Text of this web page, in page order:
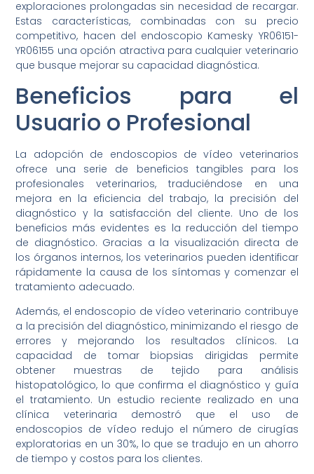
exploraciones prolongadas sin necesidad de recargar.
Estas características, combinadas con su precio
competitivo, hacen del endoscopio Kamesky YR06151-
YR06155 una opción atractiva para cualquier veterinario
que busque mejorar su capacidad diagnóstica.
Beneficios para el
Usuario o Profesional
La adopción de endoscopios de vídeo veterinarios
ofrece una serie de beneficios tangibles para los
profesionales veterinarios, traduciéndose en una
mejora en la eficiencia del trabajo, la precisión del
diagnóstico y la satisfacción del cliente. Uno de los
beneficios más evidentes es la reducción del tiempo
de diagnóstico. Gracias a la visualización directa de
los órganos internos, los veterinarios pueden identificar
rápidamente la causa de los síntomas y comenzar el
tratamiento adecuado.
Además, el endoscopio de vídeo veterinario contribuye
a la precisión del diagnóstico, minimizando el riesgo de
errores y mejorando los resultados clínicos. La
capacidad de tomar biopsias dirigidas permite
obtener muestras de tejido para análisis
histopatológico, lo que confirma el diagnóstico y guía
el tratamiento. Un estudio reciente realizado en una
clínica veterinaria demostró que el uso de
endoscopios de vídeo redujo el número de cirugías
exploratorias en un 30%, lo que se tradujo en un ahorro
de tiempo y costos para los clientes.